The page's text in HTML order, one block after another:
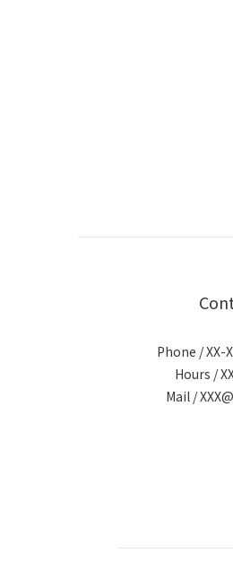
Phone / XX-
Hours /
Mail /